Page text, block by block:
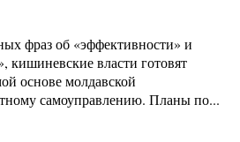
фраз об «эффективности» и
кишиневские власти готовят
основе молдавской
самоуправлению. Планы по...